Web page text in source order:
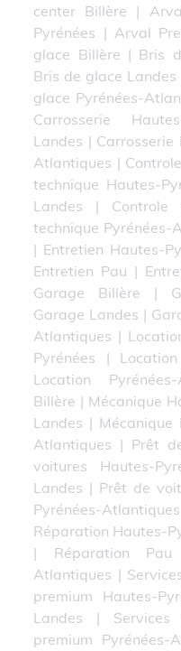
center Billère |
Pyrénées | Arval
glace Billère | Bris
Bris de glace Landes
glace Pyrénées-
Carrosserie
Landes | Carrosserie
Atlantiques |
technique Hautes-
Landes | Controle
technique Pyrénées-
| Entretien Hautes-
Entretien Pau |
Garage Billère |
Garage Landes |
Atlantiques |
Pyrénées |
Location Pyrénées-
Billère | Mécanique
Landes | Mécanique
Atlantiques | Prêt
voitures Hautes-
Landes | Prêt de
Pyrénées-Atlantiques
Réparation Hautes-
| Réparation Pau
Atlantiques |
premium Hautes-
Landes |
premium Pyrénées-